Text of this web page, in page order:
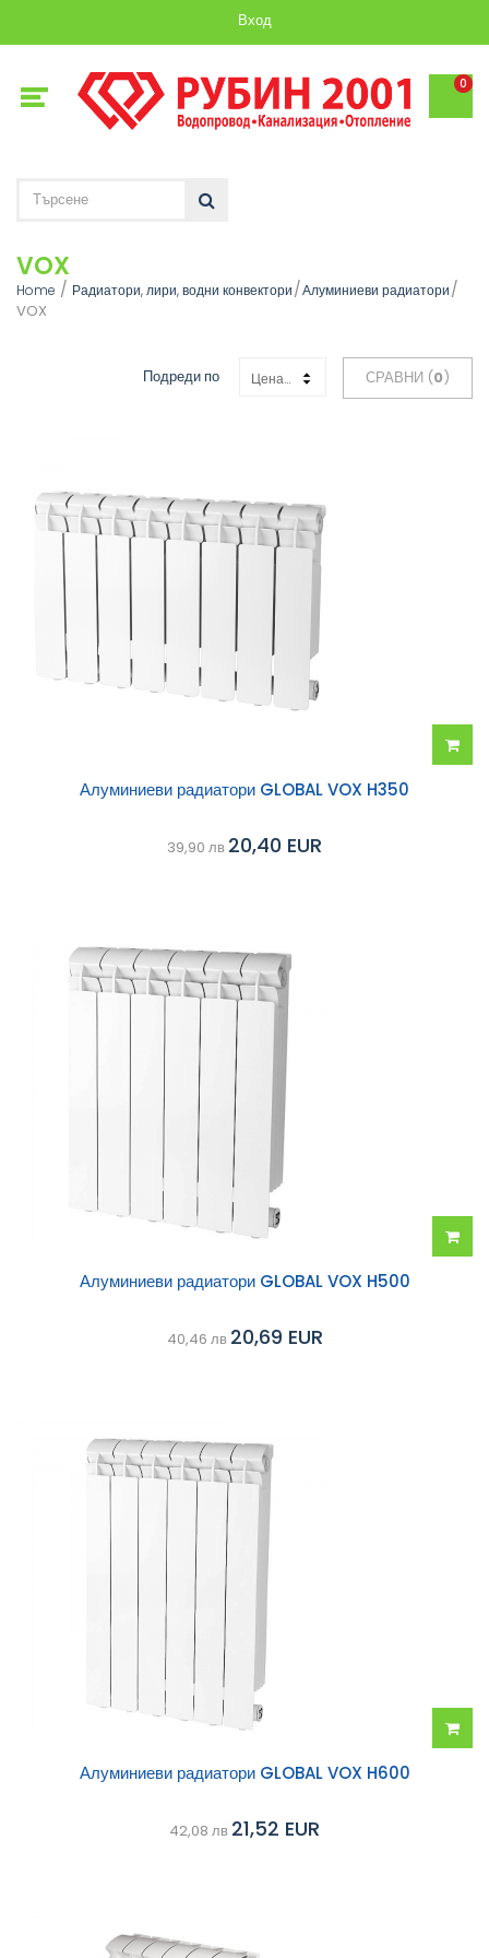
Вход
0
VOX
Home Радиатори, лири, водни конвектори Алуминиеви радиатори
VOX
СРАВНИ (0)
Подреди по Цена: Възходяща
Алуминиеви радиатори GLOBAL VOX H350
39,90 лв 20,40 EUR
Алуминиеви радиатори GLOBAL VOX H500
40,46 лв 20,69 EUR
Алуминиеви радиатори GLOBAL VOX H600
42,08 лв 21,52 EUR